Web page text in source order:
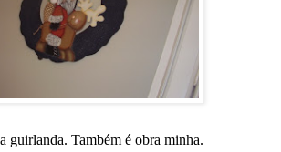
guirlanda. Também é obra minha.